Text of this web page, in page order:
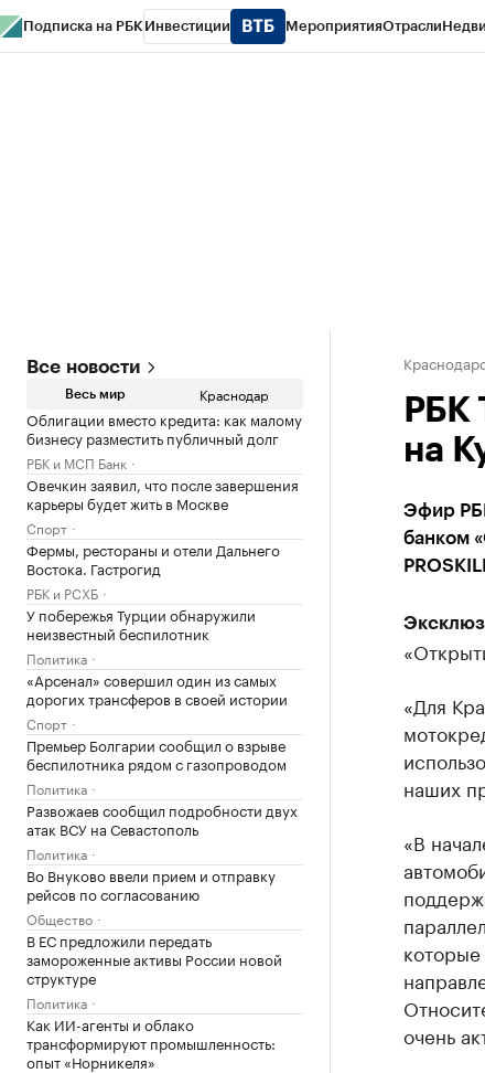
Подписка на РБК Инвестиции МероприятияОтрасли
Все новости
Весь мир Краснодар
Облигации вместо кредита: как малому
бизнесу разместить публичный долг
РБК и МСП Банк
Овечкин заявил, что после завершения
карьеры будет жить в Москве
Спорт
Фермы, рестораны и отели Дальнего
Востока. Гастрогид
РБК и РСХБ
У побережья Турции обнаружили
неизвестный беспилотник
Политика
«Арсенал» совершил один из самых
дорогих трансферов в своей истории
Спорт
Премьер Болгарии сообщил о взрыве
беспилотника рядом с газопроводом
Политика
Развожаев сообщил подробности двух
атак ВСУ на Севастополь
Политика
Во Внуково ввели прием и отправку
рейсов по согласованию
Общество
В ЕС предложили передать
замороженные активы России новой
структуре
Политика
Как ИИ-агенты и облако
трансформируют промышленность:
опыт «Норникеля»
РБК
на
Эфир
банком
«Для
наших
«В
очень